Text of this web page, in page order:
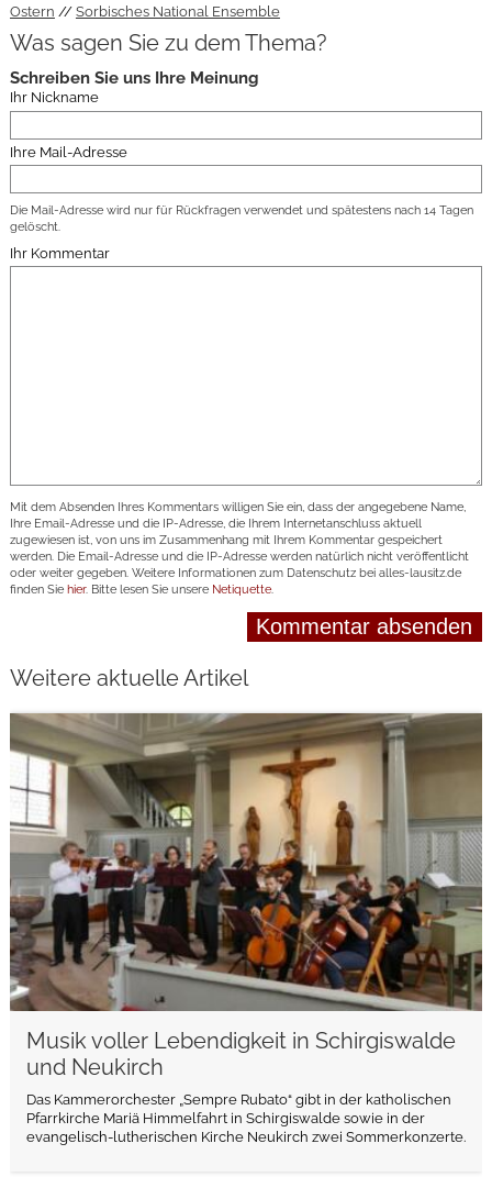
Ostern Sorbisches National Ensemble
Was sagen Sie zu dem Thema?
Schreiben Sie uns Ihre Meinung
Ihr Nickname
Ihre Mail-Adresse
Die Mail-Adresse wird nur für Rückfragen verwendet und spätestens nach 14 Tagen
gelöscht.
Ihr Kommentar
Mit dem Absenden Ihres Kommentars willigen Sie ein, dass der angegebene Name,
Ihre Email-Adresse und die IP-Adresse, die Ihrem Internetanschluss aktuell
zugewiesen ist, von uns im Zusammenhang mit Ihrem Kommentar gespeichert
werden. Die Email-Adresse und die IP-Adresse werden natürlich nicht veröffentlicht
oder weiter gegeben. Weitere Informationen zum Datenschutz bei alles-lausitz.de
finden Sie hier. Bitte lesen Sie unsere Netiquette.
Weitere aktuelle Artikel
Musik voller Lebendigkeit in Schirgiswalde
und Neukirch
Das Kammerorchester „Sempre Rubato“ gibt in der katholischen
Pfarrkirche Mariä Himmelfahrt in Schirgiswalde sowie in der
evangelisch-lutherischen Kirche Neukirch zwei Sommerkonzerte.
weiterlesen